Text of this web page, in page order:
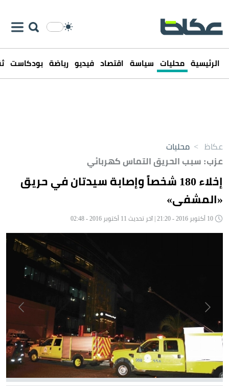
الرئيسية محليات سياسة اقتصاد فيديو رياضة بودكاست
عكاظ > محليات
عزب: سبب الحريق التماس كهربائي
إخلاء 180 شخصاً وإصابة سيدتان في حريق
«المشفى»